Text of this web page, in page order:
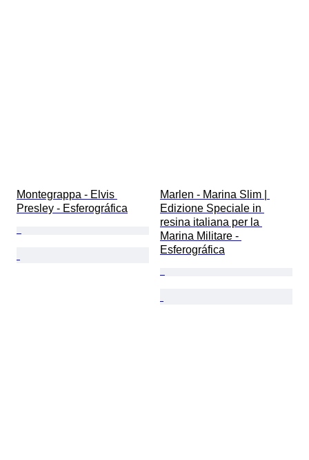
Montegrappa - Elvis
Presley - Esferográfica
Marlen - Marina Slim |
Edizione Speciale in
resina italiana per la
Marina Militare -
Esferográfica